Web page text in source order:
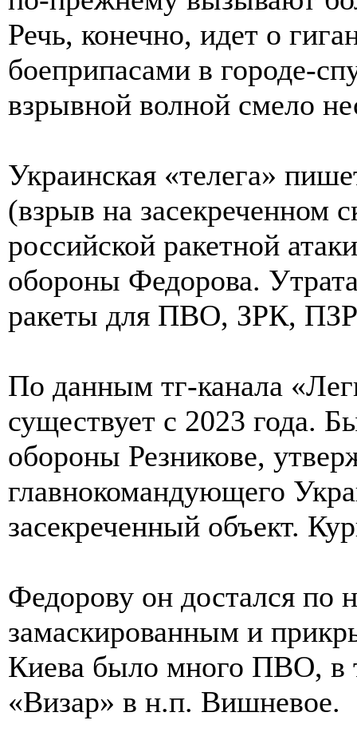
Речь, конечно, идет о
боеприпасами в городе-
взрывной волной смело
Украинская «телега»
(взрыв на засекреченном
российской ракетной
обороны Федорова.
ракеты для ПВО, ЗРК,
По данным тг-канала
существует с 2023 года.
обороны Резникове,
главнокомандующего
засекреченный объект.
Федорову он достался по
замаскированным и
Киева было много ПВО, в
«Визар» в н.п. Вишневое.